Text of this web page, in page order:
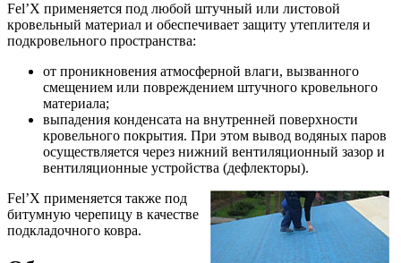
Fel’X применяется под любой штучный или листовой
кровельный материал и обеспечивает защиту утеплителя и
подкровельного пространства:
от проникновения атмосферной влаги, вызванного
смещением или повреждением штучного кровельного
материала;
выпадения конденсата на внутренней поверхности
кровельного покрытия. При этом вывод водяных паров
осуществляется через нижний вентиляционный зазор и
вентиляционные устройства (дефлекторы).
Fel’X применяется также под
битумную черепицу в качестве
подкладочного ковра.